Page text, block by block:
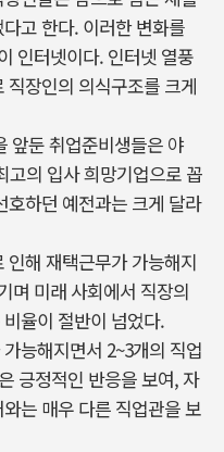
고 한다. 이러한 변화를
인터넷이다. 인터넷 열풍
장인의 의식구조를 크게
앞둔 취업준비생들은 야
고의 입사 희망기업으로 꼽
호하던 예전과는 크게 달라
해 재택근무가 가능해지
며 미래 사회에서 직장의
율이 절반이 넘었다.
능해지면서 2~3개의 직업
긍정적인 반응을 보여, 자
는 매우 다른 직업관을 보